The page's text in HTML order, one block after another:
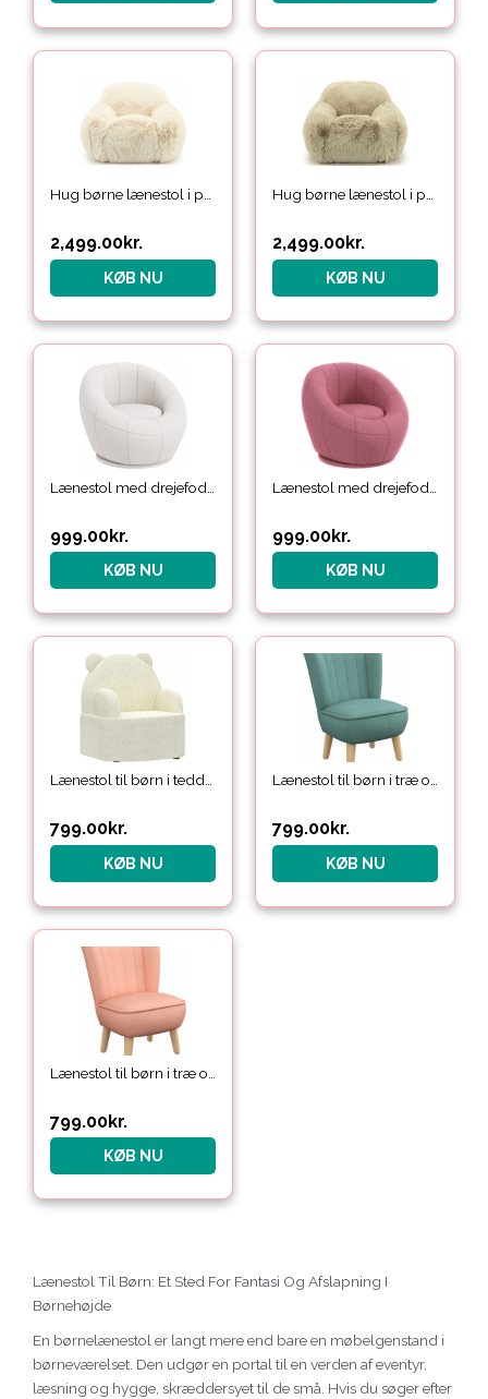
Hug børne lænestol i polyester plys H49 cm – Beige
2,499.00kr.
KØB NU
Hug børne lænestol i polyester plys H49 cm – Taupe
2,499.00kr.
KØB NU
999.00kr.
KØB NU
999.00kr.
KØB NU
Lænestol til børn i teddy polyester H59 cm – Beige
799.00kr.
KØB NU
Lænestol til børn i træ og velour H56,5 cm – Natur/Blågrøn
799.00kr.
KØB NU
799.00kr.
KØB NU
Lænestol Til Børn: Et Sted For Fantasi Og Afslapning I
Børnehøjde
En børnelænestol er langt mere end bare en møbelgenstand i
børneværelset. Den udgør en portal til en verden af eventyr,
læsning og hygge, skræddersyet til de små. Hvis du søger efter